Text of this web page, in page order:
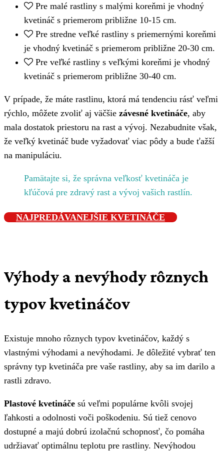
Pre malé rastliny s malými koreňmi je vhodný
kvetináč s priemerom približne 10-15 cm.
Pre stredne veľké rastliny s priemernými koreňmi
je vhodný kvetináč s priemerom približne 20-30 cm.
Pre veľké rastliny s veľkými koreňmi je vhodný
kvetináč s priemerom približne 30-40 cm.
V prípade, že máte rastlinu, ktorá má tendenciu rásť veľmi
rýchlo, môžete zvoliť aj väčšie závesné kvetináče, aby
mala dostatok priestoru na rast a vývoj. Nezabudnite však,
že veľký kvetináč bude vyžadovať viac pôdy a bude ťažší
na manipuláciu.
Pamätajte si, že správna veľkosť kvetináča je
kľúčová pre zdravý rast a vývoj vašich rastlín.
NAJPREDÁVANEJŠIE KVETINÁČE
Výhody a nevýhody rôznych
typov kvetináčov
Existuje mnoho rôznych typov kvetináčov, každý s
vlastnými výhodami a nevýhodami. Je dôležité vybrať ten
správny typ kvetináča pre vaše rastliny, aby sa im darilo a
rastli zdravo.
Plastové kvetináče sú veľmi populárne kvôli svojej
ľahkosti a odolnosti voči poškodeniu. Sú tiež cenovo
dostupné a majú dobrú izolačnú schopnosť, čo pomáha
udržiavať optimálnu teplotu pre rastliny. Nevýhodou